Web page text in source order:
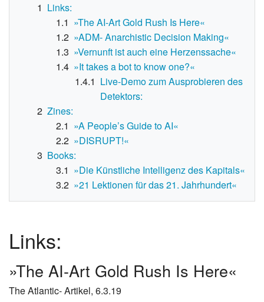
1 Links:
1.1 »The AI-Art Gold Rush Is Here«
1.2 »ADM- Anarchistic Decision Making«
1.3 »Vernunft ist auch eine Herzenssache«
1.4 »It takes a bot to know one?«
1.4.1 Live-Demo zum Ausprobieren des
Detektors:
2 Zines:
2.1 »A People’s Guide to AI«
2.2 »DISRUPT!«
3 Books:
3.1 »Die Künstliche Intelligenz des Kapitals«
3.2 »21 Lektionen für das 21. Jahrhundert«
Links:
»The AI-Art Gold Rush Is Here«
The Atlantic- Artikel, 6.3.19